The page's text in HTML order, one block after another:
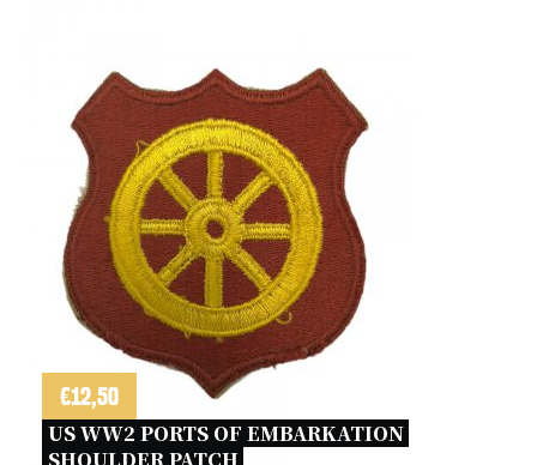
€12,50
US WW2 PORTS OF EMBARKATION